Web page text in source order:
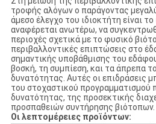
τροφής αλόγων ο παράγοντας
άμεσο έλεγχο του ιδιοκτήτη είναι
αναφέρεται ανωτέρω, να
περιοχές σχετικά με το φυσικό
περιβαλλοντικές επιπτώσεις στο
σημαντικής υποβάθμισης του
βοσκή, τη συμπίεση, και τα άπρεπα
δυνατότητας. Αυτές οι επιδράσεις
του στοχαστικού προγραμματισμού
δυνατότητας, της προσεκτικής
προσπαθειών συντήρησης βιότοπων.
Οι λεπτομέρειες προϊόντων: